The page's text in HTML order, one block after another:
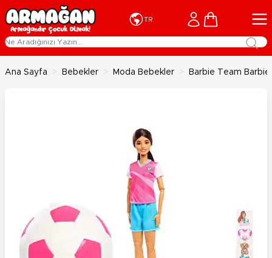
İçeriğe geç
TR Cart
Ana Sayfa > Bebekler > Moda Bebekler > Barbie Team